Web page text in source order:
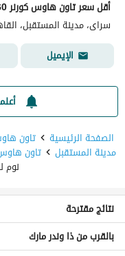
سراى، مدينة المستقبل،
الإيميل
الصفحة الرئيسية
تاون
مدينة المستقبل تاون
نوم
تاون هاوس 2 غرفة نوم للبيع في ذا وندر مارك
نتائج مقترحة
بالقرب من ذا وندر مارك